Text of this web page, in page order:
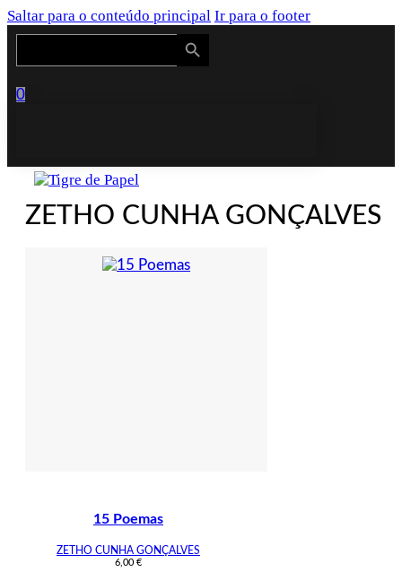
Saltar para o conteúdo principal Ir para o footer
Search
Search Button
0
ZETHO CUNHA GONÇALVES
15 Poemas
ZETHO CUNHA GONÇALVES
6,00 €